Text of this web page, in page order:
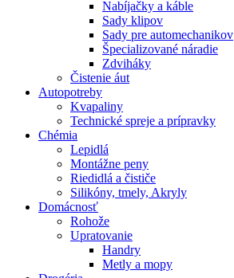
Nabíjačky a káble
Sady klipov
Sady pre automechanikov
Špecializované náradie
Zdviháky
Čistenie áut
Autopotreby
Kvapaliny
Technické spreje a prípravky
Chémia
Lepidlá
Montážne peny
Riedidlá a čističe
Silikóny, tmely, Akryly
Domácnosť
Rohože
Upratovanie
Handry
Metly a mopy